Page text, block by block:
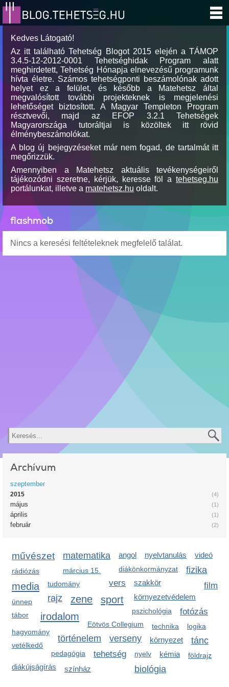
Kedves Látogató!
Az itt található Tehetség Blogot 2015 elején a TÁMOP
3.4.5-12-2012-0001 Tehetséghidak Program alatt
meghirdetett, Tehetség Hónapja elnevezésű programunk
hívta életre. Számos tehetségponti beszámolónak adott
helyet ez a felület, és később a Matehetsz által
megvalósított további projekteknek is megjelenési
lehetőséget biztosított. A Magyar Templeton Program
résztvevői, majd az EFOP 3.2.1 Tehetségek
Magyarországa tutoráltjai is közöltek itt rövid
élménybeszámolókat.
A blog új bejegyzéseket már nem fogad, de tartalmát itt
megőrizzük.
Amennyiben a Matehetsz aktuális tevékenységeiről
tájékozódni szeretne, kérjük, keresse föl a tehetseg.hu
portálunkat, illetve a matehetsz.hu oldalt.
flashmob
Nincs a keresési feltételeknek megfelelő találat.
Keresés
Archívum
szeptember
(4)
2015
(1)
május
(1)
április
(2)
február
művészet matematika angol nyelvtanulás
diákönkormányzat
március 15.
videó
fizika
rádiózás
vers szakkör
tudomány
környezetvédelem
media
rajz zene sport
ünnep
pszichológia
fotózás
irodalom
Eötvös Collegium technika
hagyomány
film
történelem
tábor
verseny környezet
logika
tánc
vetélkedő
pedagógia
tehetség nyelv
kémia
diákújságírás
biológia
földrajz
színház